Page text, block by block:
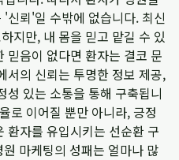
신뢰'일 수밖에 없습니다. 최신
지만, 내 몸을 믿고 맡길 수 있
믿음이 없다면 환자는 결코 문
서의 신뢰는 투명한 정보 제공,
성 있는 소통을 통해 구축됩니
로 이어질 뿐만 아니라, 긍정
환자를 유입시키는 선순환 구
마케팅의 성패는 얼마나 많